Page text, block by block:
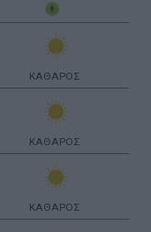
ΚΑΘΑΡΟΣ
ΚΑΘΑΡΟΣ
ΚΑΘΑΡΟΣ